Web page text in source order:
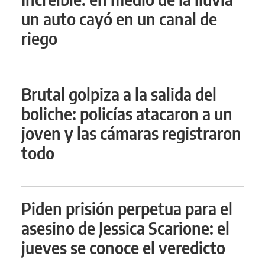
un auto cayó en un canal de
riego
Brutal golpiza a la salida del
boliche: policías atacaron a un
joven y las cámaras registraron
todo
Piden prisión perpetua para el
asesino de Jessica Scarione: el
jueves se conoce el veredicto